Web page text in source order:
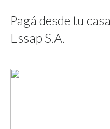
Pagá desde tu
Essap S.A.